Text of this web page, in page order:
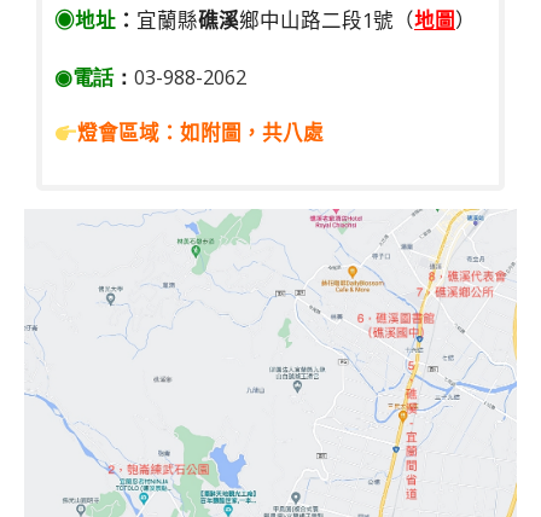
◉地址 ： 宜蘭縣礁溪鄉中山路二段1號（地圖）
◉電話： 03-988-2062
燈會區域：如附圖，共八處